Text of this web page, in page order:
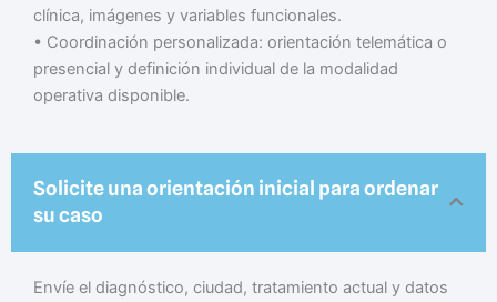
clínica, imágenes y variables funcionales.
• Coordinación personalizada: orientación telemática o
presencial y definición individual de la modalidad
operativa disponible.
Solicite una orientación inicial para ordenar
su caso
Envíe el diagnóstico, ciudad, tratamiento actual y datos